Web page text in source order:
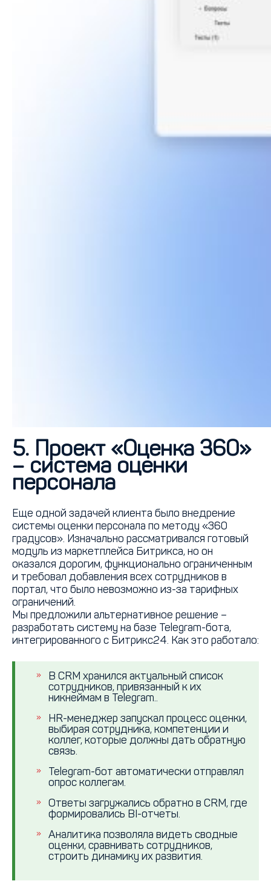
5. Проект «Оценка 360»
– система оценки
персонала
Еще одной задачей клиента было внедрение
системы оценки персонала по методу «360
градусов». Изначально рассматривался готовый
модуль из маркетплейса Битрикса, но он
оказался дорогим, функционально ограниченным
и требовал добавления всех сотрудников в
портал, что было невозможно из-за тарифных
ограничений.
Мы предложили альтернативное решение –
разработать систему на базе Telegram-бота,
интегрированного с Битрикс24. Как это работало:
В CRM хранился актуальный список
сотрудников, привязанный к их
никнеймам в Telegram..
HR-менеджер запускал процесс оценки,
выбирая сотрудника, компетенции и
коллег, которые должны дать обратную
связь.
Telegram-бот автоматически отправлял
опрос коллегам.
Ответы загружались обратно в CRM, где
формировались BI-отчеты.
Аналитика позволяла видеть сводные
оценки, сравнивать сотрудников,
строить динамику их развития.